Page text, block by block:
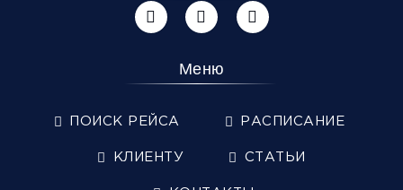
Меню
ПОИСК РЕЙСА РАСПИСАНИЕ
КЛИЕНТУ СТАТЬИ